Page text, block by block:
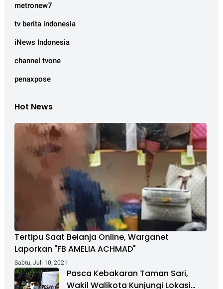
metronew7
tv berita indonesia
iNews Indonesia
channel tvone
penaxpose
Hot News
Tertipu Saat Belanja Online, Warganet
Laporkan "FB AMELIA ACHMAD"
Sabtu, Juli 10, 2021
Pasca Kebakaran Taman Sari,
Wakil Walikota Kunjungi Lokasi